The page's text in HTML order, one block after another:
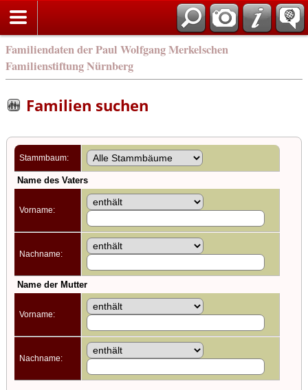
Familiendaten der Paul Wolfgang Merkelschen
Familienstiftung Nürnberg
Familien suchen
Stammbaum:
Name des Vaters
Vorname:
Nachname:
Name der Mutter
Vorname:
Nachname: